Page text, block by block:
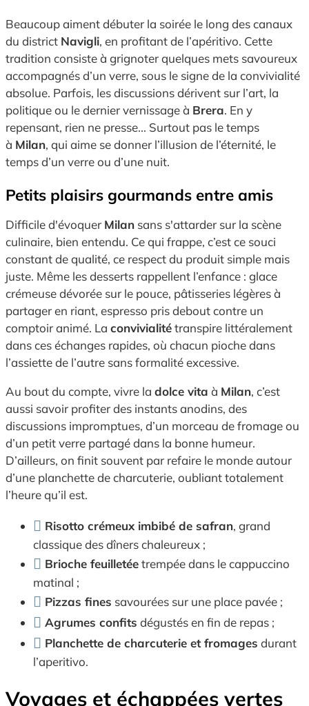
Beaucoup aiment débuter la soirée le long des canaux
du district Navigli, en profitant de l’apéritivo. Cette
tradition consiste à grignoter quelques mets savoureux
accompagnés d’un verre, sous le signe de la convivialité
absolue. Parfois, les discussions dérivent sur l’art, la
politique ou le dernier vernissage à Brera. En y
repensant, rien ne presse... Surtout pas le temps
à Milan, qui aime se donner l’illusion de l’éternité, le
temps d’un verre ou d’une nuit.
Petits plaisirs gourmands entre amis
Difficile d'évoquer Milan sans s'attarder sur la scène
culinaire, bien entendu. Ce qui frappe, c’est ce souci
constant de qualité, ce respect du produit simple mais
juste. Même les desserts rappellent l’enfance : glace
crémeuse dévorée sur le pouce, pâtisseries légères à
partager en riant, espresso pris debout contre un
comptoir animé. La convivialitétranspire littéralement
dans ces échanges rapides, où chacun pioche dans
l’assiette de l’autre sans formalité excessive.
Au bout du compte, vivre la dolce vita à Milan, c’est
aussi savoir profiter des instants anodins, des
discussions impromptues, d’un morceau de fromage ou
d’un petit verre partagé dans la bonne humeur.
D’ailleurs, on finit souvent par refaire le monde autour
d’une planchette de charcuterie, oubliant totalement
l’heure qu’il est.
Risotto crémeux imbibé de safran, grand
classique des dîners chaleureux ;
Brioche feuilletéetrempée dans le cappuccino
matinal ;
Pizzas fines savourées sur une place pavée ;
Agrumes confits dégustés en fin de repas ;
Planchette de charcuterie et fromages durant
l’aperitivo.
Voyages et échappées vertes